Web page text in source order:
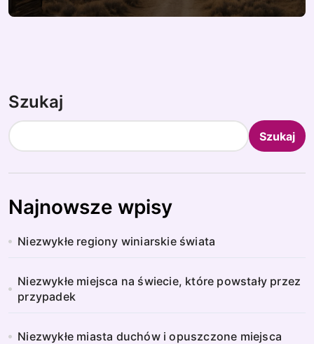
Szukaj
Szukaj
Najnowsze wpisy
Niezwykłe regiony winiarskie świata
Niezwykłe miejsca na świecie, które powstały przez
przypadek
Niezwykłe miasta duchów i opuszczone miejsca